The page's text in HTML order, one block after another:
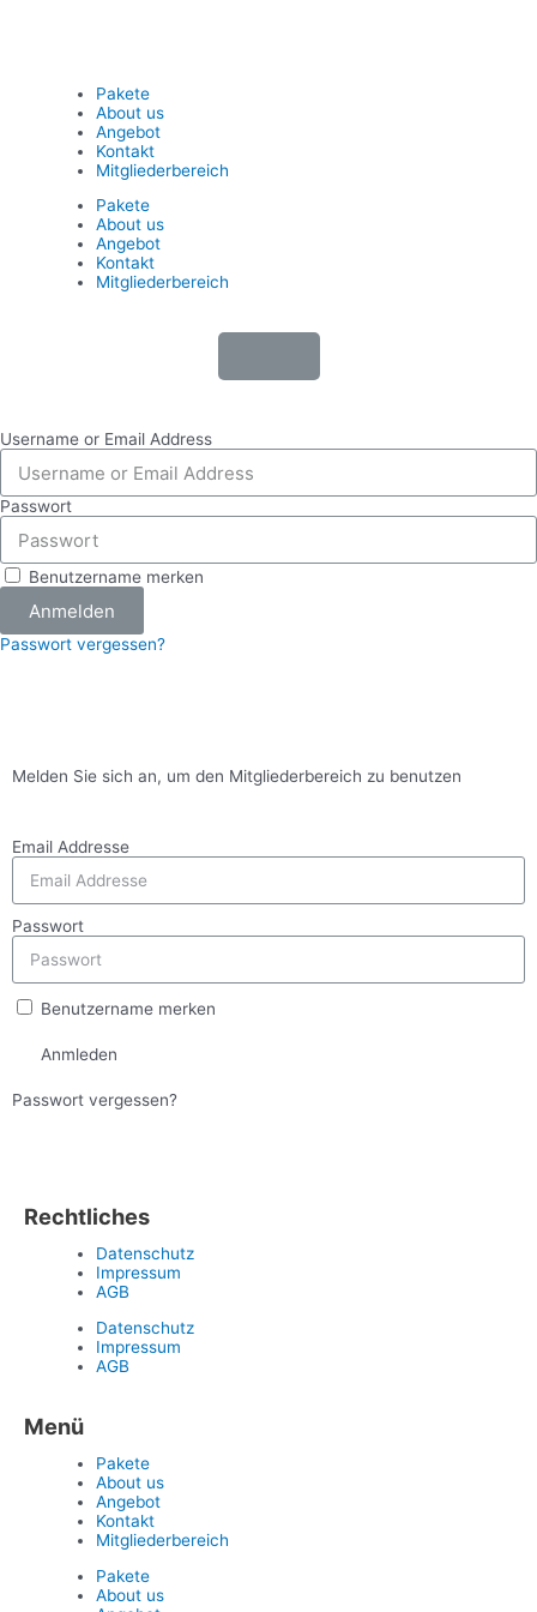
Pakete
About us
Angebot
Kontakt
Mitgliederbereich
Pakete
About us
Angebot
Kontakt
Mitgliederbereich
Username or Email Address
Passwort
Benutzername merken
Anmelden
Passwort vergessen?
Melden Sie sich an, um den Mitgliederbereich zu benutzen
Email Addresse
Passwort
Benutzername merken
Anmleden
Passwort vergessen?
Rechtliches
Datenschutz
Impressum
AGB
Datenschutz
Impressum
AGB
Menü
Pakete
About us
Angebot
Kontakt
Mitgliederbereich
Pakete
About us